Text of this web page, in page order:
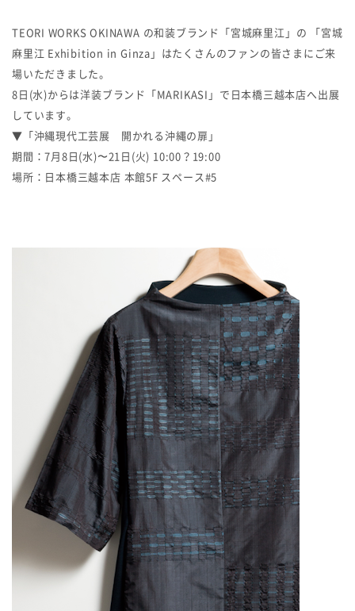
TEORI WORKS OKINAWA の和装ブランド「宮城麻里江」の 「宮城
麻里江 Exhibition in Ginza」はたくさんのファンの皆さまにご来
場いただきました。
8日(水)からは洋装ブランド「MARIKASI」で日本橋三越本店へ出展
しています。
▼「沖縄現代工芸展 開かれる沖縄の扉」
期間：7月8日(水)〜21日(火) 10:00？19:00
場所：日本橋三越本店 本館5F スペース#5